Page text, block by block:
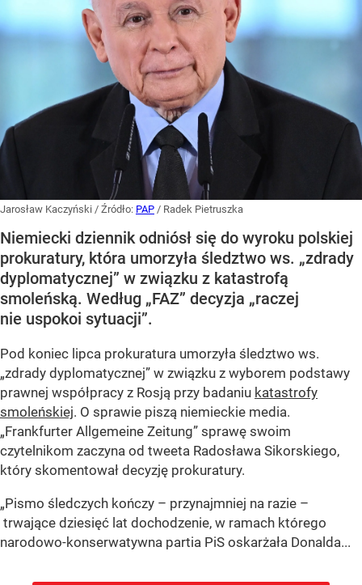
Jarosław Kaczyński / Źródło: PAP / Radek Pietruszka
Niemiecki dziennik odniósł się do wyroku polskiej
prokuratury, która umorzyła śledztwo ws. „zdrady
dyplomatycznej” w związku z katastrofą
smoleńską. Według „FAZ” decyzja „raczej
nie uspokoi sytuacji”.
Pod koniec lipca prokuratura umorzyła śledztwo ws.
„zdrady dyplomatycznej” w związku z wyborem podstawy
prawnej współpracy z Rosją przy badaniu katastrofy
smoleńskiej. O sprawie piszą niemieckie media.
„Frankfurter Allgemeine Zeitung” sprawę swoim
czytelnikom zaczyna od tweeta Radosława Sikorskiego,
który skomentował decyzję prokuratury.
„Pismo śledczych kończy – przynajmniej na razie –
trwające dziesięć lat dochodzenie, w ramach którego
narodowo-konserwatywna partia PiS oskarżała Donalda...